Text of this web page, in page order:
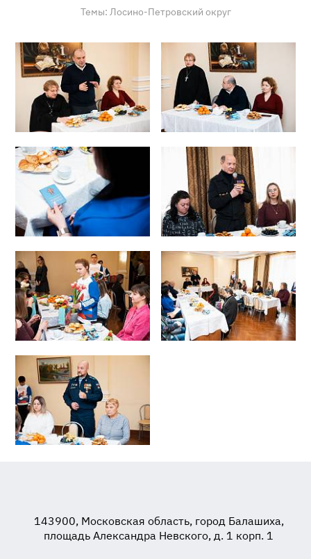
Темы: Лосино-Петровский округ
143900, Московская область, город Балашиха,
площадь Александра Невского, д. 1 корп. 1